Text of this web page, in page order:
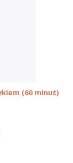
(60 minut)